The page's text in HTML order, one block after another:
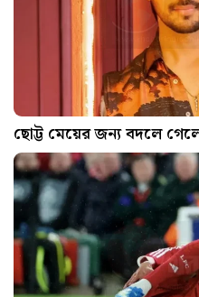
ছোট্ট মেয়ের জন্য বদলে গেলেন